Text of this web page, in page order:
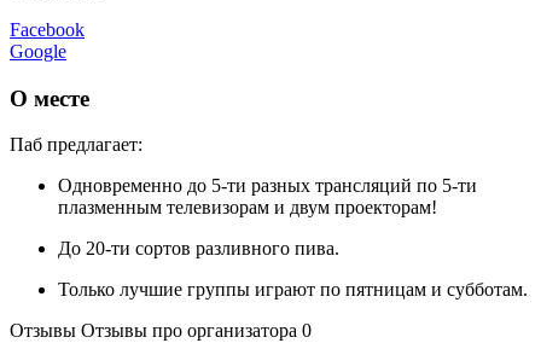
Facebook
Google
О месте
Паб предлагает:
Одновременно до 5-ти разных трансляций по 5-ти
плазменным телевизорам и двум проекторам!
До 20-ти сортов разливного пива.
Только лучшие группы играют по пятницам и субботам.
Отзывы Отзывы про организатора 0